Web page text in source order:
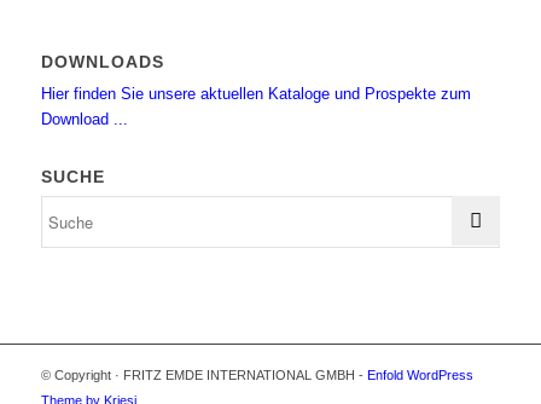
DOWNLOADS
Hier finden Sie unsere aktuellen Kataloge und Prospekte zum
Download ...
SUCHE
© Copyright · FRITZ EMDE INTERNATIONAL GMBH - Enfold WordPress
Theme by Kriesi